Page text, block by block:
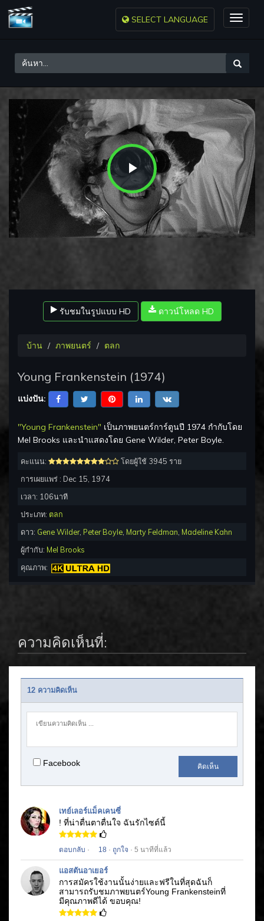
Toggle
SELECT LANGUAGE
Play
Video
รับชมในรูปแบบ HD ดาวน์โหลด HD
บ้าน ภาพยนตร์ ตลก
Young Frankenstein (1974)
แบ่งปัน:
"Young Frankenstein" เป็นภาพยนตร์การ์ตูนปี 1974 กำกับโดย
Mel Brooks และนำแสดงโดย Gene Wilder, Peter Boyle.
คะแนน:
โดยผู้ใช้ 3945 ราย
การเผยแพร่ : Dec 15, 1974
เวลา: 106นาที
ประเภท: ตลก
ดาว: Gene Wilder, Peter Boyle Marty Feldman Madeline Kahn
ผู้กำกับ: Mel Brooks
คุณภาพ:
ความคิดเห็นที่:
12 ความคิดเห็น
Facebook คิดเห็น
เทย์เลอร์แม็คเคนซี่
! ที่น่าตื่นตาตื่นใจ ฉันรักไซต์นี้
ตอบกลับ · 18 · ถูกใจ · 5 นาทีที่แล้ว
แอสตันอาเยอร์
การสมัครใช้งานนั้นง่ายและฟรีในที่สุดฉันก็
สามารถรับชมภาพยนตร์Young Frankensteinที่
มีคุณภาพดีได้ ขอบคุณ!